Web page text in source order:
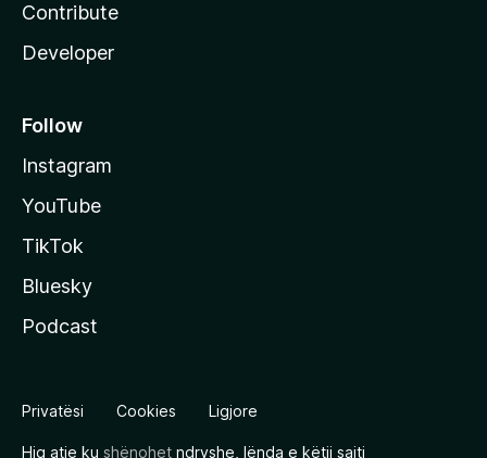
Contribute
Developer
Follow
Instagram
YouTube
TikTok
Bluesky
Podcast
Privatësi Cookies Ligjore
Hiq atje ku shënohet ndryshe, lënda e këtij sajti